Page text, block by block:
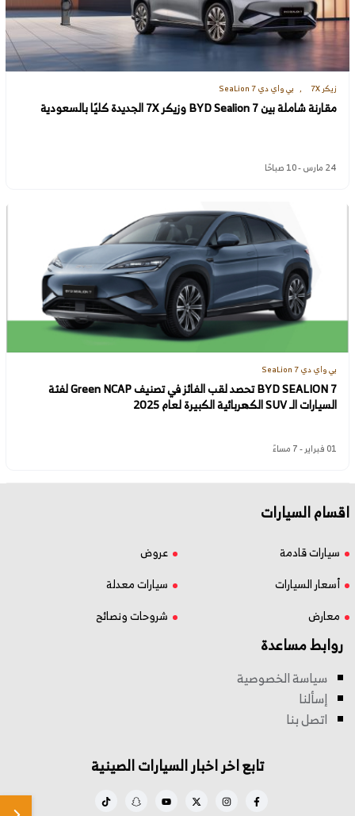
زيكر 7X بي واي دي SeaLion 7
مقارنة شاملة بين BYD Sealion 7 وزيكر 7X الجديدة كليًا بالسعودية
24 مارس - 10 صباحًا
بي واي دي SeaLion 7
BYD SEALION 7 تحصد لقب الفائز في تصنيف Green NCAP لفئة
السيارات الـ SUV الكهربائية الكبيرة لعام 2025
01 فبراير - 7 مساءً
اقسام السيارات
سيارات قادمة
عروض
أسعار السيارات
سيارات معدلة
معارض
شروحات ونصائح
روابط مساعدة
سياسة الخصوصية
إسألنا
اتصل بنا
تابع اخر اخبار السيارات الصينية